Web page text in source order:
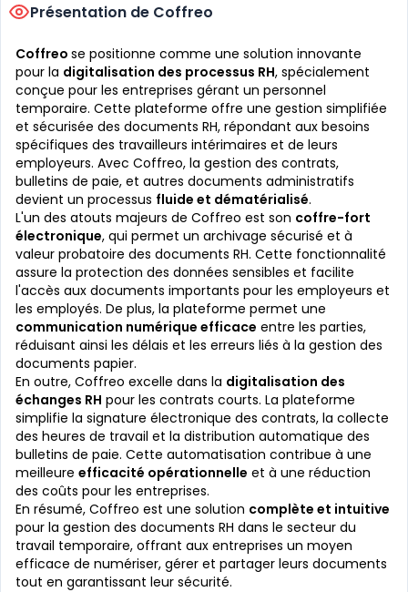
Présentation de Coffreo
Coffreo se positionne comme une solution innovante
pour la digitalisation des processus RH, spécialement
conçue pour les entreprises gérant un personnel
temporaire. Cette plateforme offre une gestion simplifiée
et sécurisée des documents RH, répondant aux besoins
spécifiques des travailleurs intérimaires et de leurs
employeurs. Avec Coffreo, la gestion des contrats,
bulletins de paie, et autres documents administratifs
devient un processus fluide et dématérialisé.
L'un des atouts majeurs de Coffreo est son coffre-fort
électronique, qui permet un archivage sécurisé et à
valeur probatoire des documents RH. Cette fonctionnalité
assure la protection des données sensibles et facilite
l'accès aux documents importants pour les employeurs et
les employés. De plus, la plateforme permet une
communication numérique efficace entre les parties,
réduisant ainsi les délais et les erreurs liés à la gestion des
documents papier.
En outre, Coffreo excelle dans la digitalisation des
échanges RH pour les contrats courts. La plateforme
simplifie la signature électronique des contrats, la collecte
des heures de travail et la distribution automatique des
bulletins de paie. Cette automatisation contribue à une
meilleure efficacité opérationnelle et à une réduction
des coûts pour les entreprises.
En résumé, Coffreo est une solution complète et intuitive
pour la gestion des documents RH dans le secteur du
travail temporaire, offrant aux entreprises un moyen
efficace de numériser, gérer et partager leurs documents
tout en garantissant leur sécurité.